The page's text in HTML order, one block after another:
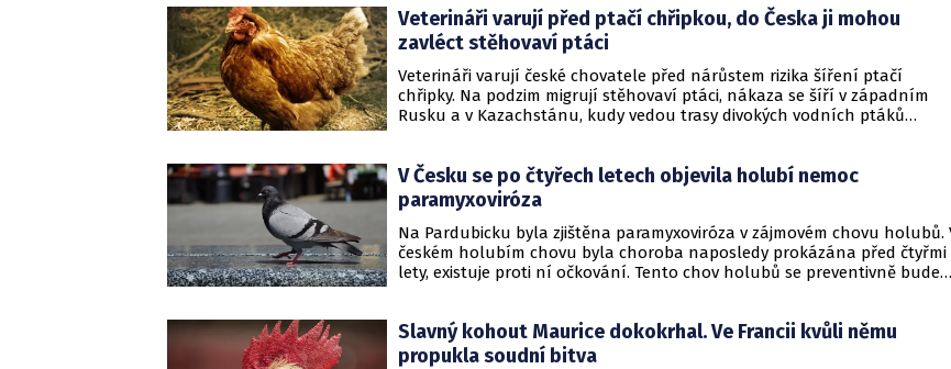
Veterináři varují před ptačí chřipkou, do Česka ji mohou
zavléct stěhovaví ptáci
Veterináři varují české chovatele před nárůstem rizika šíření ptačí
chřipky. Na podzim migrují stěhovaví ptáci, nákaza se šíří v západním
Rusku a v Kazachstánu, kudy vedou trasy divokých vodních ptáků
V Česku se po čtyřech letech objevila holubí nemoc
paramyxoviróza
Na Pardubicku byla zjištěna paramyxoviróza v zájmovém chovu holubů.
českém holubím chovu byla choroba naposledy prokázána před čtyřmi
lety, existuje proti ní očkování. Tento chov holubů se preventivně bude
80 ptáků, uhynuly jich jednotky.
Slavný kohout Maurice dokokrhal. Ve Francii kvůli němu
propukla soudní bitva